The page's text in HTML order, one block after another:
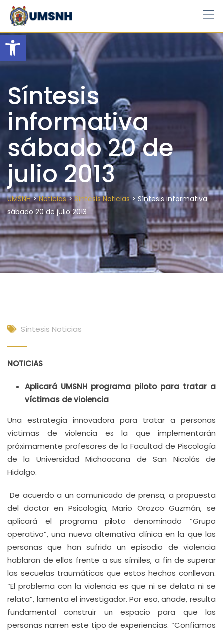
Open toolbar
Skip
content
Síntesis
informativa
sábado 20 de
julio 2013
UMSNH>Noticias>Síntesis Noticias> Síntesis informativa
sábado 20 de julio 2013
Síntesis Noticias
NOTICIAS
Aplicará UMSNH programa piloto para tratar a
víctimas de violencia
Una estrategia innovadora para tratar a personas
víctimas de violencia es la que implementarán
próximamente profesores de la Facultad de Piscología
de la Universidad Michoacana de San Nicolás de
Hidalgo.
De acuerdo a un comunicado de prensa, a propuesta
del doctor en Psicología, Mario Orozco Guzmán, se
aplicará el programa piloto denominado “Grupo
operativo”, una nueva alternativa clínica en la que las
personas que han sufrido un episodio de violencia
hablaran de ellos frente a sus símiles, a fin de superar
las secuelas traumáticas que estos hechos conllevan.
“El problema con la violencia es que ni se delata ni se
relata”, lamenta el investigador. Por eso, añade, resulta
fundamental construir un espacio para que las
personas narren este tipo de experiencias. “Confiamos